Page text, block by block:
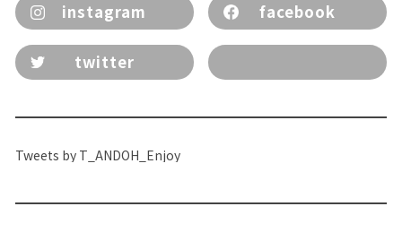
instagram facebook
twitter
Tweets by T_ANDOH_Enjoy